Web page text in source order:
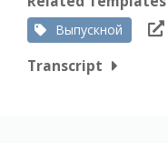
Выпускной
Transcript